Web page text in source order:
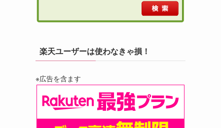
楽天ユーザーは使わなきゃ損！
※広告を含ます